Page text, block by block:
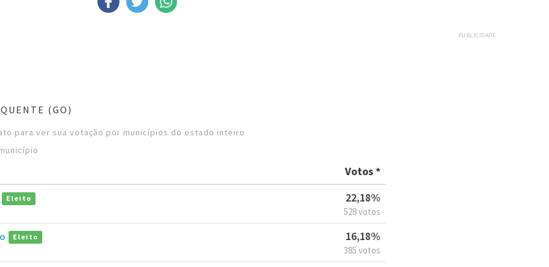
PUBLICIDADE
(GO)
para ver sua votação por municípios do estado inteiro
Votos *
Eleito 22,18%
528 votos
Eleito 16,18%
385 votos